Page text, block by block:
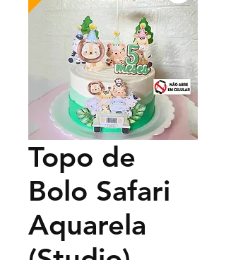
Topo de
Bolo Safari
Aquarela